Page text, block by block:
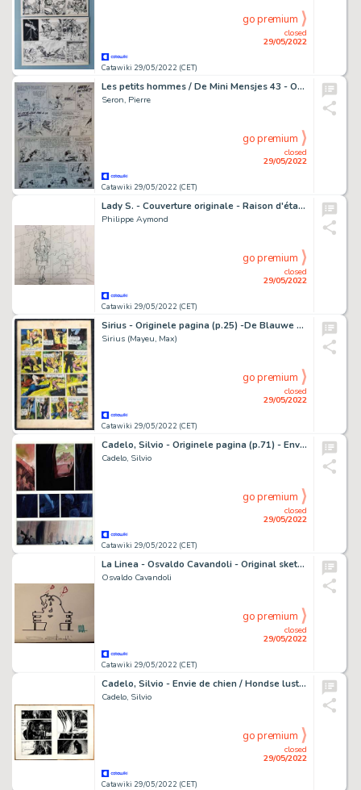
Catawiki 29/05/2022 (CET)
closed
29/05/2022
go premium
Les petits hommes / De Mini Mensjes 43 - Originele pagina - Castel Montigru - (2007)
Seron, Pierre
Catawiki 29/05/2022 (CET)
closed
29/05/2022
go premium
Lady S. - Couverture originale - Raison d'état - Couverture pour le Journal Spirou - (2012)
Philippe Aymond
Catawiki 29/05/2022 (CET)
closed
29/05/2022
go premium
Sirius - Originele pagina (p.25) -De Blauwe Sperwer/ l'Epervier Blue T2 - Het Pareleiland / L'Ile aux Perles - (1947)
Sirius (Mayeu, Max)
Catawiki 29/05/2022 (CET)
closed
29/05/2022
go premium
Cadelo, Silvio - Originele pagina (p.71) - Envie de chien T2 - Deux mouches blanches - (1994)
Cadelo, Silvio
Catawiki 29/05/2022 (CET)
closed
29/05/2022
go premium
La Linea - Osvaldo Cavandoli - Original sketch - Page volante - Exemplaire unique - (2004)
Osvaldo Cavandoli
Catawiki 29/05/2022 (CET)
closed
29/05/2022
go premium
Cadelo, Silvio - Envie de chien / Hondse lust - 2 Opeenvolgende originele pagina's (p.23 + p.24 ) - Les enfants de Lutèce T3 - Layluth - (1998/2001)
Cadelo, Silvio
Catawiki 29/05/2022 (CET)
closed
29/05/2022
go premium